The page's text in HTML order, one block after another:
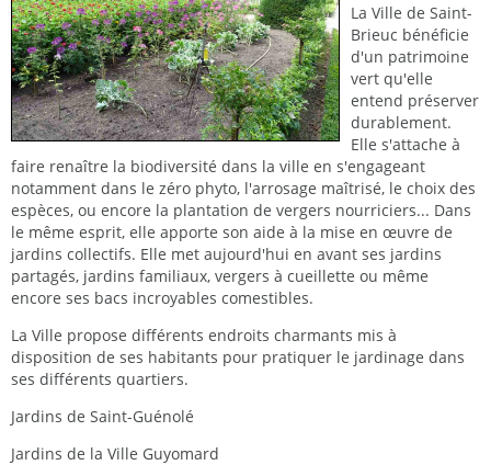
La Ville de Saint-
Brieuc bénéficie
d'un patrimoine
vert qu'elle
entend préserver
durablement.
Elle s'attache à
faire renaître la biodiversité dans la ville en s'engageant
notamment dans le zéro phyto, l'arrosage maîtrisé, le choix des
espèces, ou encore la plantation de vergers nourriciers... Dans
le même esprit, elle apporte son aide à la mise en œuvre de
jardins collectifs. Elle met aujourd'hui en avant ses jardins
partagés, jardins familiaux, vergers à cueillette ou même
encore ses bacs incroyables comestibles.
La Ville propose différents endroits charmants mis à
disposition de ses habitants pour pratiquer le jardinage dans
ses différents quartiers.
Jardins de Saint-Guénolé
Jardins de la Ville Guyomard